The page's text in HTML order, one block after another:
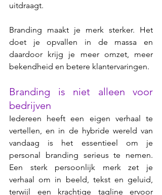
uitdraagt.
Branding maakt je merk sterker. Het
doet je opvallen in de massa en
daardoor krijg je meer omzet, meer
bekendheid en betere klantervaringen.
Branding is niet alleen voor
bedrijven
Iedereen heeft een eigen verhaal te
vertellen, en in de hybride wereld van
vandaag is het essentieel om je
personal branding serieus te nemen.
Een sterk persoonlijk merk zet je
verhaal om in beeld, tekst en geluid,
terwijl een krachtige tagline ervoor